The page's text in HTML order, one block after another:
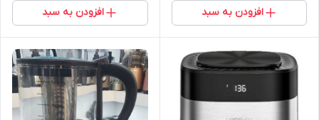
افزودن به سبد افزودن به سبد